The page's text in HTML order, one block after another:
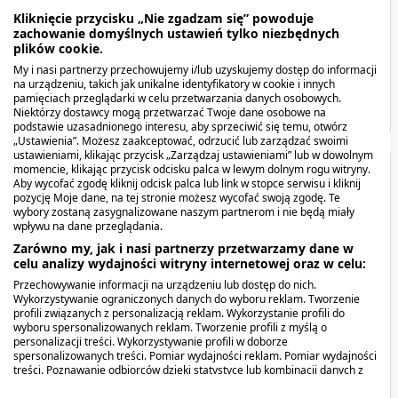
Przeciwwskazania. Kto nie powinien
przyjmować produktu?
Pokaż więcej
Opis produktu
Lekki, bezzapachowy krem przeznaczony do
pielęgnacji delikatnej skóry wokół oczu.
Kiedy stosować produkt?
Polecany do cery suchej ze skłonnością do
zmarszczek.
Kliknięcie przycisku „Nie zgadzam się” powoduje
zachowanie domyślnych ustawień tylko niezbędnych
plików cookie.
My i nasi partnerzy przechowujemy i/lub uzyskujemy dostęp do informacji
na urządzeniu, takich jak unikalne identyfikatory w cookie i innych
pamięciach przeglądarki w celu przetwarzania danych osobowych.
Niektórzy dostawcy mogą przetwarzać Twoje dane osobowe na
podstawie uzasadnionego interesu, aby sprzeciwić się temu, otwórz
„Ustawienia”. Możesz zaakceptować, odrzucić lub zarządzać swoimi
ustawieniami, klikając przycisk „Zarządzaj ustawieniami” lub w dowolnym
momencie, klikając przycisk odcisku palca w lewym dolnym rogu witryny.
Aby wycofać zgodę kliknij odcisk palca lub link w stopce serwisu i kliknij
pozycję Moje dane, na tej stronie możesz wycofać swoją zgodę. Te
wybory zostaną zasygnalizowane naszym partnerom i nie będą miały
wpływu na dane przeglądania.
Zarówno my, jak i nasi partnerzy przetwarzamy dane w
celu analizy wydajności witryny internetowej oraz w celu:
Przechowywanie informacji na urządzeniu lub dostęp do nich.
Wykorzystywanie ograniczonych danych do wyboru reklam. Tworzenie
profili związanych z personalizacją reklam. Wykorzystanie profili do
wyboru spersonalizowanych reklam. Tworzenie profili z myślą o
personalizacji treści. Wykorzystywanie profili w doborze
spersonalizowanych treści. Pomiar wydajności reklam. Pomiar wydajności
treści. Poznawanie odbiorców dzięki statystyce lub kombinacji danych z